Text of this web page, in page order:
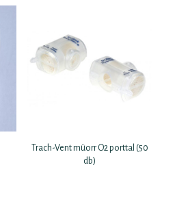
Trach-Vent müorr O2 porttal (50
db)